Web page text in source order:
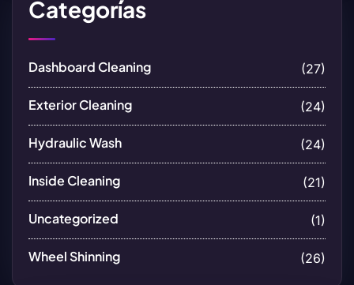
Categorías
Dashboard Cleaning (27)
Exterior Cleaning (24)
Hydraulic Wash (24)
Inside Cleaning (21)
Uncategorized (1)
Wheel Shinning (26)